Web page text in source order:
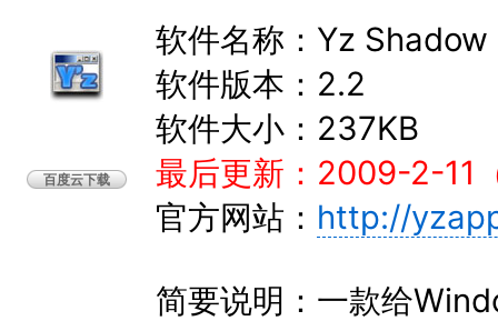
百度云下载
软件名称：Yz Shadow
软件版本：2.2
软件大小：237KB
最后更新：2009-2-11
官方网站： http://
简要说明：一款给